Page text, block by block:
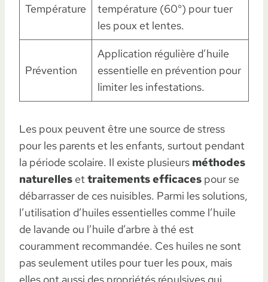
Température
température (60°) pour tuer
les poux et lentes.
Prévention
Application régulière d’huile
essentielle en prévention pour
limiter les infestations.
Les poux peuvent être une source de stress
pour les parents et les enfants, surtout pendant
la période scolaire. Il existe plusieurs méthodes
naturelles ettraitements efficaces pour se
débarrasser de ces nuisibles. Parmi les solutions,
l’utilisation d’huiles essentielles comme l’huile
de lavande ou l’huile d’arbre à thé est
couramment recommandée. Ces huiles ne sont
pas seulement utiles pour tuer les poux, mais